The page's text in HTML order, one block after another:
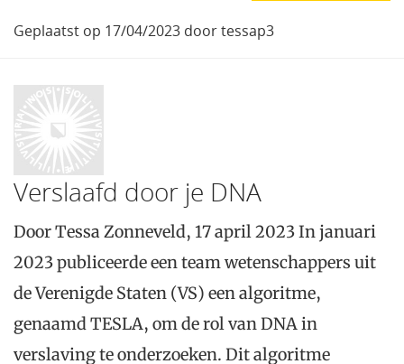
Geplaatst op 17/04/2023 door tessap3
Verslaafd door je DNA
Door Tessa Zonneveld, 17 april 2023 In januari
2023 publiceerde een team wetenschappers uit
de Verenigde Staten (VS) een algoritme,
genaamd TESLA, om de rol van DNA in
verslaving te onderzoeken. Dit algoritme